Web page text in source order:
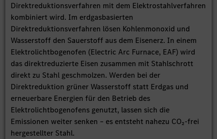
Direktreduktionsverfahren mit dem Elektrostahlverfahren
kombiniert wird. Im erdgasbasierten
Direktreduktionsverfahren lösen Kohlenmonoxid und
Wasserstoff den Sauerstoff aus dem Eisenerz. In einem
Elektrolichtbogenofen (Electric Arc Furnace, EAF) wird
das direktreduzierte Eisen zusammen mit Stahlschrott
direkt zu Stahl geschmolzen. Werden bei der
Direktreduktion grüner Wasserstoff statt Erdgas und
erneuerbare Energien für den Betrieb des
Elektrolichtbogenofens genutzt, lassen sich die
Emissionen weiter senken – es entsteht nahezu CO₂-frei
hergestellter Stahl.